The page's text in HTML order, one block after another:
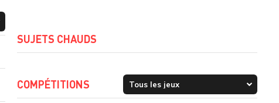
SUJETS CHAUDS
COMPÉTITIONS